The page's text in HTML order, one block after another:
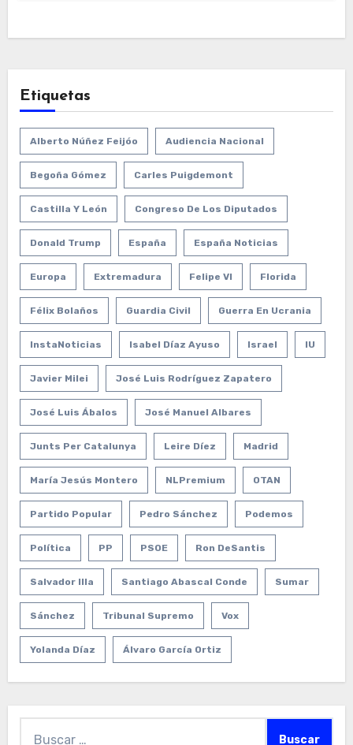
Etiquetas
Alberto Núñez Feijóo Audiencia Nacional
Begoña Gómez Carles Puigdemont
Castilla Y León Congreso De Los Diputados
Donald Trump España España Noticias
Europa Extremadura Felipe VI Florida
Félix Bolaños Guardia Civil Guerra En Ucrania
InstaNoticias Isabel Díaz Ayuso Israel IU
Javier Milei José Luis Rodríguez Zapatero
José Luis Ábalos José Manuel Albares
Junts Per Catalunya Leire Díez Madrid
María Jesús Montero NLPremium OTAN
Partido Popular Pedro Sánchez Podemos
Política PP PSOE Ron DeSantis
Salvador Illa Santiago Abascal Conde Sumar
Sánchez Tribunal Supremo Vox
Yolanda Díaz Álvaro García Ortiz